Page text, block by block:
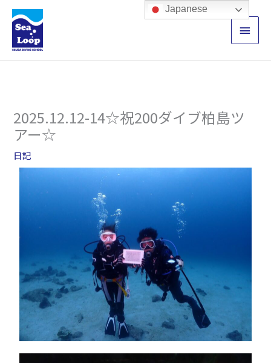
キ
メ
イ
ン
2025.12.12-14☆祝200ダイブ柏島ツ
アー☆
日記
Japanese